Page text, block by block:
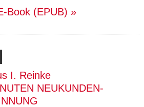
Book (EPUB)
I. Reinke
NEUKUNDEN-